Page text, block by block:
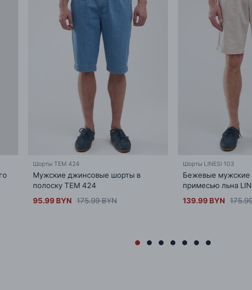
Шорты TEM 424
Мужские джинсовые шорты в
полоску TEM 424
95.99 BYN 175.99 BYN
Шорты LINESI 103
Бежевые мужские
примесью льна
139.99 BYN